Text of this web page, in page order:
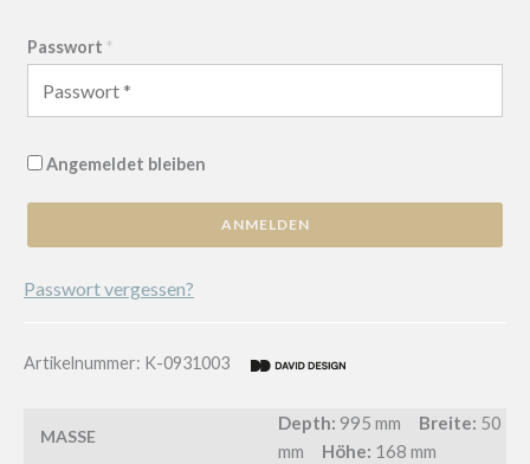
Passwort *
Angemeldet bleiben
ANMELDEN
Passwort vergessen?
Artikelnummer: K-0931003
MASSE
Depth: 995 mm Breite: 50
mm
Höhe: 168 mm